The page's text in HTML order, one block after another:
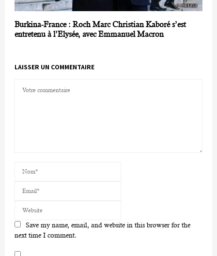
Burkina-France : Roch Marc Christian Kaboré s’est
entretenu à l’Elysée, avec Emmanuel Macron
LAISSER UN COMMENTAIRE
Save my name, email, and website in this browser for the
next time I comment.